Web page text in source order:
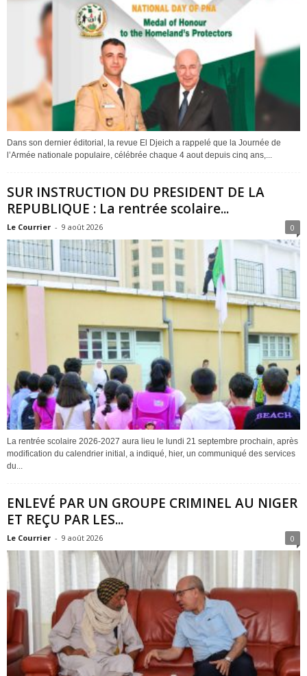
Dans son dernier éditorial, la revue El Djeich a rappelé que la Journée de
l’Armée nationale populaire, célébrée chaque 4 aout depuis cinq ans,...
SUR INSTRUCTION DU PRESIDENT DE LA
REPUBLIQUE : La rentrée scolaire...
Le Courrier - 9 août 2026 0
La rentrée scolaire 2026-2027 aura lieu le lundi 21 septembre prochain, après
modification du calendrier initial, a indiqué, hier, un communiqué des services
du...
ENLEVÉ PAR UN GROUPE CRIMINEL AU NIGER
ET REÇU PAR LES...
Le Courrier - 9 août 2026 0